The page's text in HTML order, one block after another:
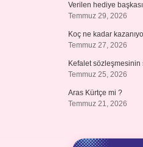
Verilen hediye
Temmuz 29, 2026
Koç ne kadar
Temmuz 27, 2026
Kefalet sözleşmesinin
Temmuz 25, 2026
Aras Kürtçe mi ?
Temmuz 21, 2026